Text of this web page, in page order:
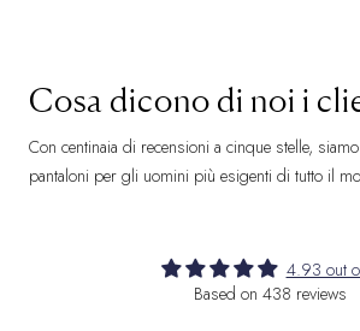
Cosa dicono di noi i
Con centinaia di recensioni a cinque stelle,
pantaloni per gli uomini più esigenti di tutto il
4.93 out
Based on 438 reviews